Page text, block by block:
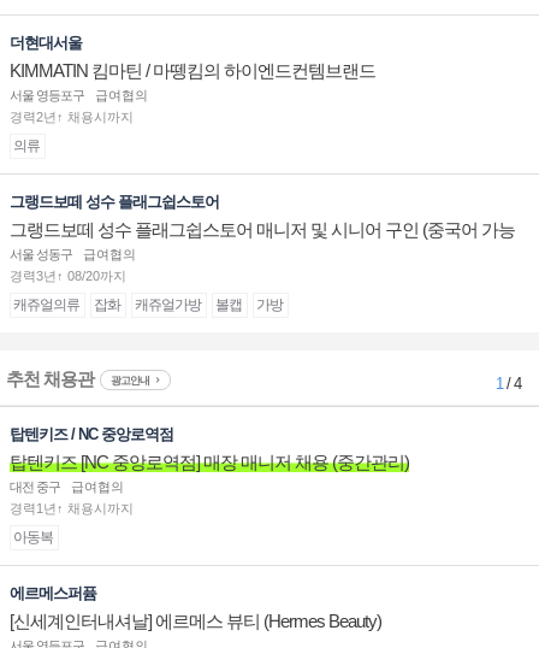
더현대서울
KIMMATIN 킴마틴 / 마뗑킴의 하이엔드컨템브랜드
서울 영등포구
급여협의
경력2년↑ 채용시까지
의류
그랭드보떼 성수 플래그쉽스토어
그랭드보떼 성수 플래그쉽스토어 매니저 및 시니어 구인 (중국어 가능
자)
서울 성동구
급여협의
경력3년↑ 08/20까지
캐쥬얼의류 잡화 캐쥬얼가방 볼캡 가방
추천 채용관 광고안내 1/ 4
탑텐키즈 / NC 중앙로역점
탑텐키즈 [NC 중앙로역점] 매장 매니저 채용 (중간관리)
대전 중구
급여협의
경력1년↑ 채용시까지
아동복
에르메스퍼퓸
[신세계인터내셔날] 에르메스 뷰티 (Hermes Beauty)